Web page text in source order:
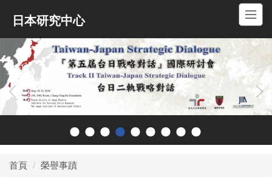
內
容
區
日本研究中心
首頁 榮譽事蹟